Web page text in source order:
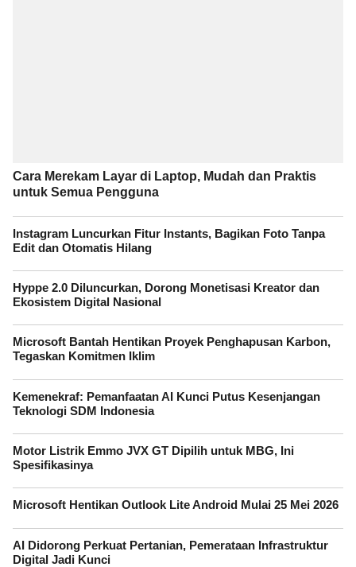
Cara Merekam Layar di Laptop, Mudah dan Praktis
untuk Semua Pengguna
Instagram Luncurkan Fitur Instants, Bagikan Foto Tanpa
Edit dan Otomatis Hilang
Hyppe 2.0 Diluncurkan, Dorong Monetisasi Kreator dan
Ekosistem Digital Nasional
Microsoft Bantah Hentikan Proyek Penghapusan Karbon,
Tegaskan Komitmen Iklim
Kemenekraf: Pemanfaatan AI Kunci Putus Kesenjangan
Teknologi SDM Indonesia
Motor Listrik Emmo JVX GT Dipilih untuk MBG, Ini
Spesifikasinya
Microsoft Hentikan Outlook Lite Android Mulai 25 Mei 2026
AI Didorong Perkuat Pertanian, Pemerataan Infrastruktur
Digital Jadi Kunci